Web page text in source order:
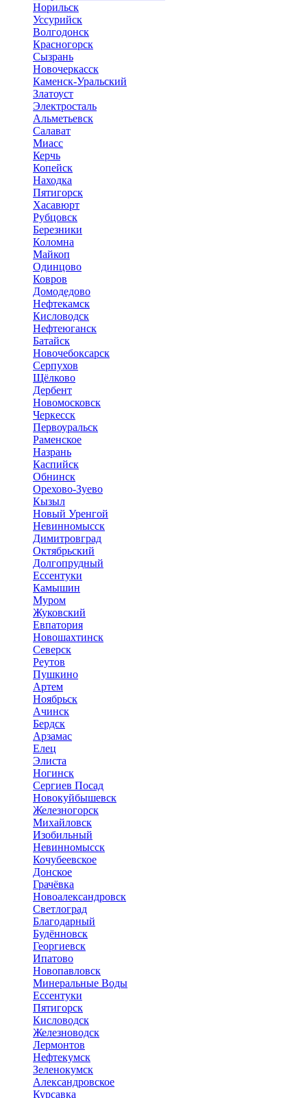
Норильск
Уссурийск
Волгодонск
Красногорск
Сызрань
Новочеркасск
Каменск-Уральский
Златоуст
Электросталь
Альметьевск
Салават
Миасс
Керчь
Копейск
Находка
Пятигорск
Хасавюрт
Рубцовск
Березники
Коломна
Майкоп
Одинцово
Ковров
Домодедово
Нефтекамск
Кисловодск
Нефтеюганск
Батайск
Новочебоксарск
Серпухов
Щёлково
Дербент
Новомосковск
Черкесск
Первоуральск
Раменское
Назрань
Каспийск
Обнинск
Орехово-Зуево
Кызыл
Новый Уренгой
Невинномысск
Димитровград
Октябрьский
Долгопрудный
Ессентуки
Камышин
Муром
Жуковский
Евпатория
Новошахтинск
Северск
Реутов
Пушкино
Артем
Ноябрьск
Ачинск
Бердск
Арзамас
Елец
Элиста
Ногинск
Сергиев Посад
Новокуйбышевск
Железногорск
Михайловск
Изобильный
Невинномысск
Кочубеевское
Донское
Грачёвка
Новоалександровск
Светлоград
Благодарный
Будённовск
Георгиевск
Ипатово
Новопавловск
Минеральные Воды
Ессентуки
Пятигорск
Кисловодск
Железноводск
Лермонтов
Нефтекумск
Зеленокумск
Александровское
Курсавка